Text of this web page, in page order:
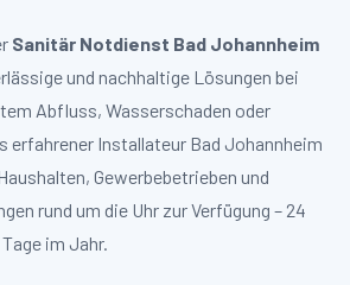
Sanitär Notdienst Bad Johannheim
und nachhaltige Lösungen bei
Abfluss, Wasserschaden oder
erfahrener Installateur Bad Johannheim
Gewerbebetrieben und
rund um die Uhr zur Verfügung – 24
im Jahr.